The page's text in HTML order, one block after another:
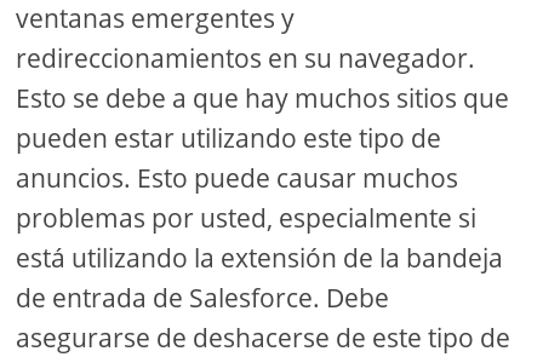
ventanas emergentes y
redireccionamientos en su navegador.
Esto se debe a que hay muchos sitios que
pueden estar utilizando este tipo de
anuncios. Esto puede causar muchos
problemas por usted, especialmente si
está utilizando la extensión de la bandeja
de entrada de Salesforce. Debe
asegurarse de deshacerse de este tipo de